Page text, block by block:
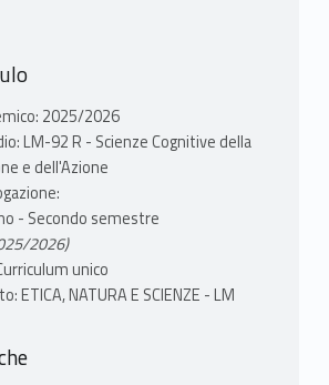
2025/2026
LM-92 R - Scienze Cognitive della
e dell'Azione
- Secondo semestre
2026)
unico
ETICA, NATURA E SCIENZE - LM